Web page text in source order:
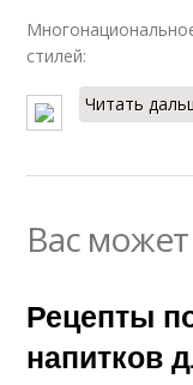
стилей:
Читать
Вас
Рецепты
напитков